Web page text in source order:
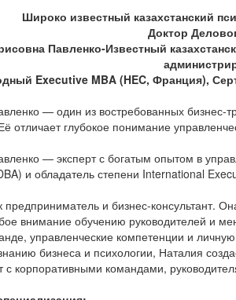
Широко известный казахстанский
Доктор
Павленко-Известный
Executive MBA (HEC, Франция),
— один из востребованных бизнес-
отличает глубокое понимание
— эксперт с богатым опытом в
и обладатель степени International
предприниматель и бизнес-
внимание обучению руководителей и
управленческие компетенции и личную
бизнеса и психологии, Наталия
с корпоративными командами,